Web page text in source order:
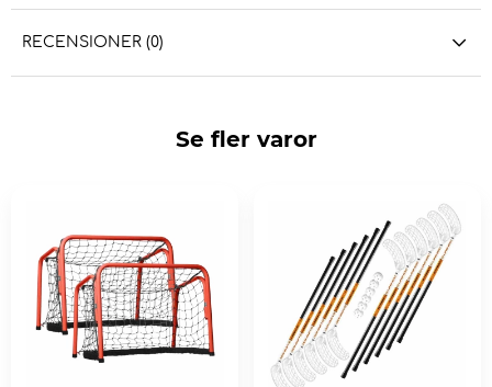
RECENSIONER (0)
Se fler varor